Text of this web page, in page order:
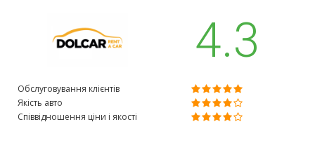
4.3
Обслуговування клієнтів
Якість авто
Співвідношення ціни і якості